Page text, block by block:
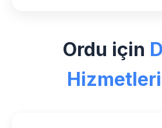
sunuyoruz. Peşin
indirimler, taksitli ödeme
proje bazlı ödeme planları
Ordu için